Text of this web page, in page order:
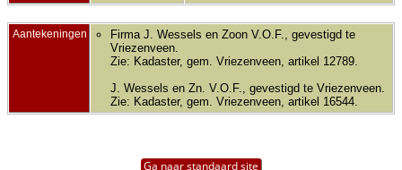
Aantekeningen
Firma J. Wessels en Zoon V.O.F., gevestigd te
Vriezenveen.
Zie: Kadaster, gem. Vriezenveen, artikel 12789.
J. Wessels en Zn. V.O.F., gevestigd te Vriezenveen.
Zie: Kadaster, gem. Vriezenveen, artikel 16544.
Ga naar standaard site